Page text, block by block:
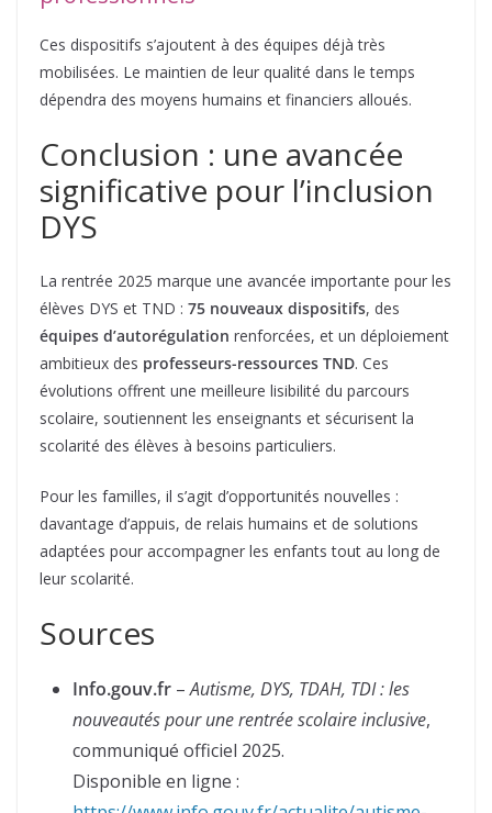
Ces dispositifs s’ajoutent à des équipes déjà très
mobilisées. Le maintien de leur qualité dans le temps
dépendra des moyens humains et financiers alloués.
Conclusion : une avancée
significative pour l’inclusion
DYS
La rentrée 2025 marque une avancée importante pour les
élèves DYS et TND : 75 nouveaux dispositifs, des
équipes d’autorégulation renforcées, et un déploiement
ambitieux des professeurs-ressources TND. Ces
évolutions offrent une meilleure lisibilité du parcours
scolaire, soutiennent les enseignants et sécurisent la
scolarité des élèves à besoins particuliers.
Pour les familles, il s’agit d’opportunités nouvelles :
davantage d’appuis, de relais humains et de solutions
adaptées pour accompagner les enfants tout au long de
leur scolarité.
Sources
Info.gouv.fr –Autisme, DYS, TDAH, TDI : les
nouveautés pour une rentrée scolaire inclusive,
communiqué officiel 2025.
Disponible en ligne :